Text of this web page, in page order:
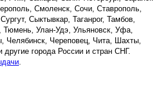
Смоленск, Сочи, Ставрополь,
Сыктывкар, Таганрог, Тамбов,
Тюмень, Улан-Удэ, Ульяновск, Уфа,
Челябинск, Череповец, Чита, Шахты,
города России и стран СНГ.